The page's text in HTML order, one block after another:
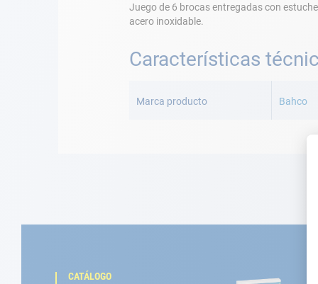
Juego de 6 brocas entregadas con
acero inoxidable.
Características
Información
Marca producto Bahco
CATÁLOGO